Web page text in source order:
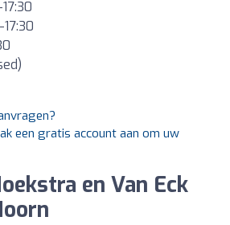
een gratis account aan om uw
en Van Eck